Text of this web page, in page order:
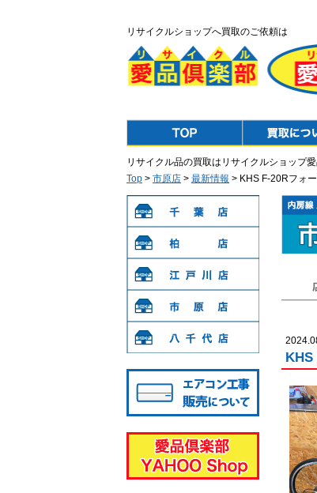
リサイクルショップへ買取のご依頼は
リサイクル品の買取はリサイクルショップ
Top > 市原店 > 最新情報 > KHS F-20Rフォ
KHS